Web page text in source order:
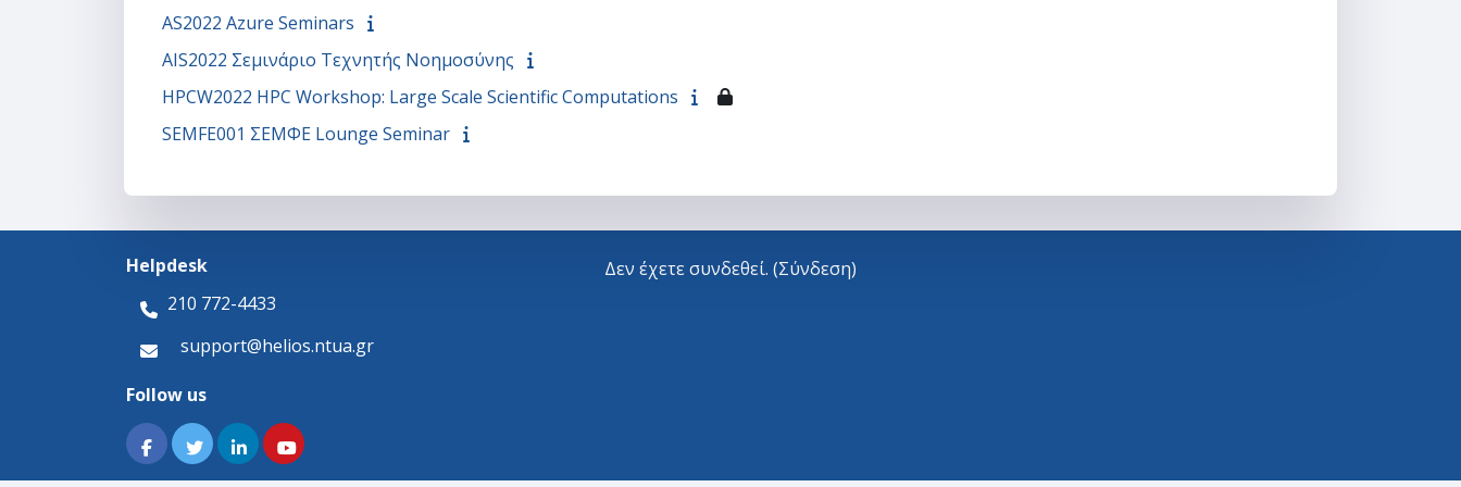
AS2022 Azure Seminars
AIS2022 Σεμινάριο Τεχνητής Νοημοσύνης
HPCW2022 HPC Workshop: Large Scale Scientific Computations
SEMFE001 ΣΕΜΦΕ Lounge Seminar
Helpdesk
210 772-4433
support@helios.ntua.gr
Follow us
Δεν έχετε συνδεθεί. (Σύνδεση)